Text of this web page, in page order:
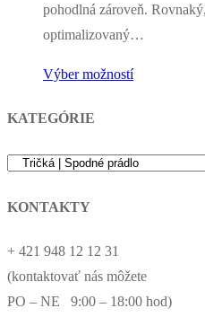
pohodlná zároveň.
optimalizovaný…
Výber možností
KATEGÓRIE
KONTAKTY
+ 421 948 12 12 31
(kontaktovať nás môžete
PO – NE 9:00 – 18:00 hod)